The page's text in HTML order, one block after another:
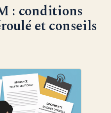
: conditions
et conseils